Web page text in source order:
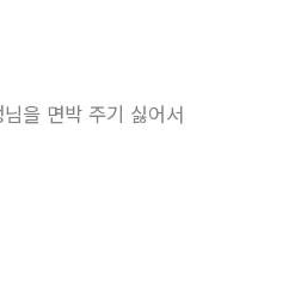
을 면박 주기 싫어서